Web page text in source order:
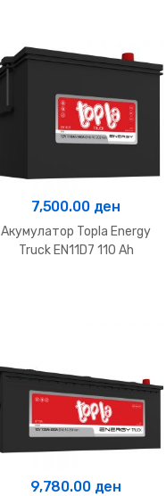
7,500.00 ден
Акумулатор Topla Energy
Truck EN11D7 110 Ah
9,780.00 ден